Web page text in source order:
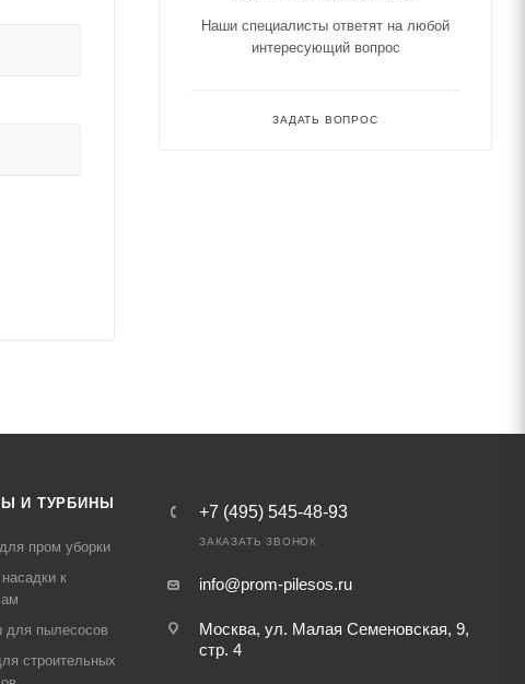
Наши специалисты ответят на любой
интересующий вопрос
ЗАДАТЬ ВОПРОС
И ТУРБИНЫ
пром уборки
к
для пылесосов
строительных
+7 (495) 545-48-93
ЗАКАЗАТЬ ЗВОНОК
info@prom-pilesos.ru
Москва, ул. Малая Семеновская, 9,
стр. 4